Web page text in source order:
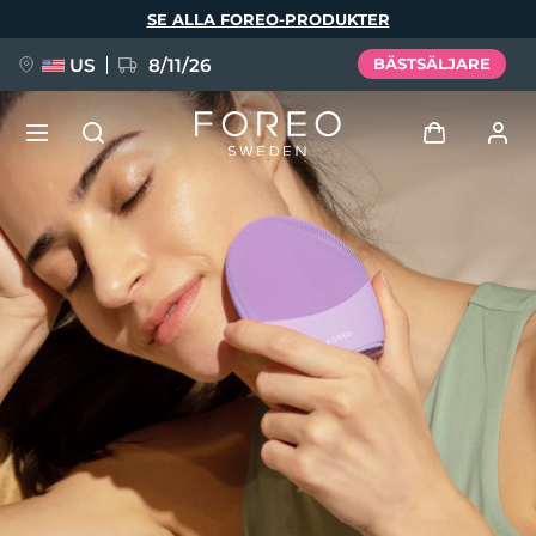
SE ALLA FOREO-PRODUKTER
US 8/11/26 BÄSTSÄLJARE
Användarprofil
Mina enheter
Mina beställningar
Mina adresser
Mina prenumerationer
NYHET
FAQ™ Pure Beauty-Tech Elixir
BREAKING NEWS
issa™ Teeth Whitening Set
Språk
English Deutsch
Español
Français
Italiano
Português
Svenska
Русский
Türkçe
简体中文 繁體中文